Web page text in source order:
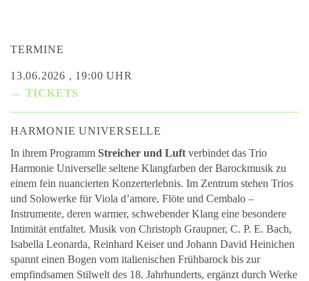
TERMINE
13.06.2026 , 19:00 UHR
→ TICKETS
HARMONIE UNIVERSELLE
In ihrem Programm Streicher und Luft verbindet das Trio
Harmonie Universelle seltene Klangfarben der Barockmusik zu
einem fein nuancierten Konzerterlebnis. Im Zentrum stehen Trios
und Solowerke für Viola d’amore, Flöte und Cembalo –
Instrumente, deren warmer, schwebender Klang eine besondere
Intimität entfaltet. Musik von Christoph Graupner, C. P. E. Bach,
Isabella Leonarda, Reinhard Keiser und Johann David Heinichen
spannt einen Bogen vom italienischen Frühbarock bis zur
empfindsamen Stilwelt des 18. Jahrhunderts, ergänzt durch Werke